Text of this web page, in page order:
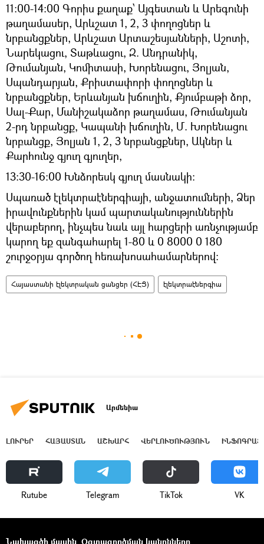
11:00-14:00 Գորիս քաղաք՝ Այգեստան և Արեգունի
թաղամասեր, Արևշատ 1, 2, 3 փողոցներ և
նրբանցքներ, Արևշատ Արտաշեսյանների, Աշոտի,
Նարեկացու, Տաթևացու, Զ. Անդրանիկ,
Թումանյան, Կոմիտասի, Խորենացու, Յոլյան,
Սպանդարյան, Քրիստափորի փողոցներ և
նրբանցքներ, Երևանյան խճուղին, Քյումբաթի ձոր,
Սալ-Քար, Մանիշակաձոր թաղամաս, Թումանյան
2-րդ նրբանցք, Կապանի խճուղին, Մ. Խորենացու
նրբանցք, Յոլյան 1, 2, 3 նրբանցքներ, Ակներ և
Քարհունջ գյուղ գյուղեր,
13:30-16:00 Խնձորեսկ գյուղ մասնակի:
Սպառած էլեկտրաէներգիայի, անջատումների, Ձեր
իրավունքներին կամ պարտականություններին
վերաբերող, ինչպես նաև այլ հարցերի առնչությամբ
կարող եք զանգահարել 1-80 և 0 8000 0 180
շուրջօրյա գործող հեռախոսահամարներով:
Հայաստանի էլեկտրական ցանցեր (ՀԷՑ) էլեկտրաէներգիա
Արմենիա
ԼՈՒՐԵՐ ՀԱՅԱՍՏԱՆ ԱՇԽԱՐՀ ՎԵՐԼՈՒԾՈՒԹՅՈՒՆ
Rutube Telegram ТikТоk VK
Նախագծի մասին Օգտագործման կանոնները